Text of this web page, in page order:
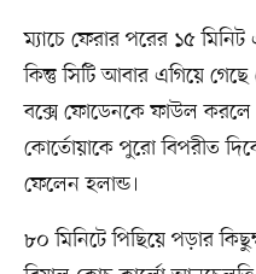
ম্যাচে ফেরার পরের ১৫
কিন্তু সিটি আবার এগিয়ে
বক্সে ফোডেনকে ফাউল করলে
কোর্তোয়াকে পুরো বিপরীত
ফেলেন হলান্ড।
৮০ মিনিটে পিছিয়ে পড়ার